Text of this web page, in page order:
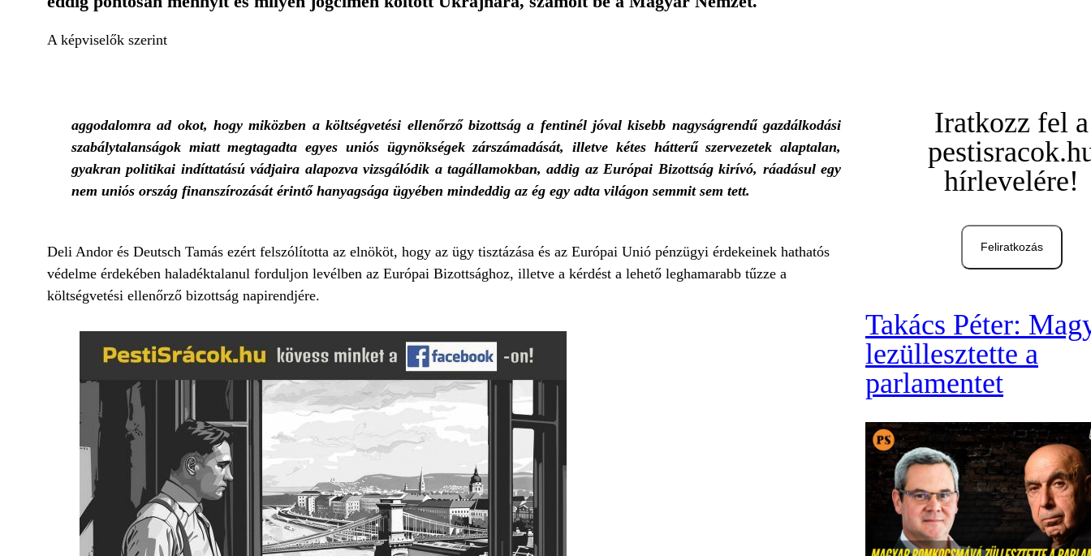
A képviselők szerint
aggodalomra ad okot, hogy miközben a költségvetési ellenőrző bizottság a fentinél jóval kisebb nagyságrendű gazdálkodási
szabálytalanságok miatt megtagadta egyes uniós ügynökségek zárszámadását, illetve kétes hátterű szervezetek alaptalan,
gyakran politikai indíttatású vádjaira alapozva vizsgálódik a tagállamokban, addig az Európai Bizottság kirívó, ráadásul egy
nem uniós ország finanszírozását érintő hanyagsága ügyében mindeddig az ég egy adta világon semmit sem tett.
Deli Andor és Deutsch Tamás ezért felszólította az elnököt, hogy az ügy tisztázása és az Európai Unió pénzügyi érdekeinek hathatós
védelme érdekében haladéktalanul forduljon levélben az Európai Bizottsághoz, illetve a kérdést a lehető leghamarabb tűzze a
költségvetési ellenőrző bizottság napirendjére.
Iratkozz fel a
hírlevelére!
Feliratkozás
Takács Péter:
lezüllesztette a
parlamentet